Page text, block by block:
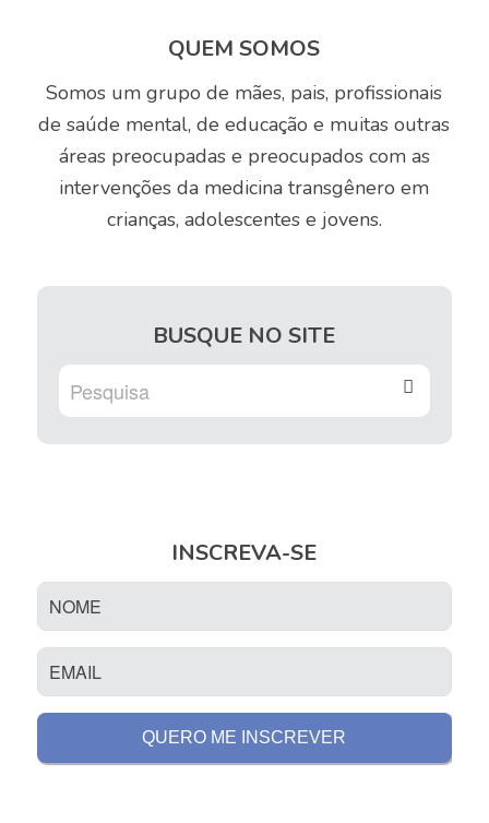
QUEM SOMOS
Somos um grupo de mães, pais, profissionais
de saúde mental, de educação e muitas outras
áreas preocupadas e preocupados com as
intervenções da medicina transgênero em
crianças, adolescentes e jovens.
BUSQUE NO SITE
INSCREVA-SE